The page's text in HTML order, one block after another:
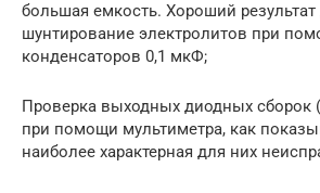
большая емкость. Хороший результат
шунтирование электролитов при
конденсаторов 0,1 мкФ;
Проверка выходных диодных сборок
при помощи мультиметра, как
наиболее характерная для них